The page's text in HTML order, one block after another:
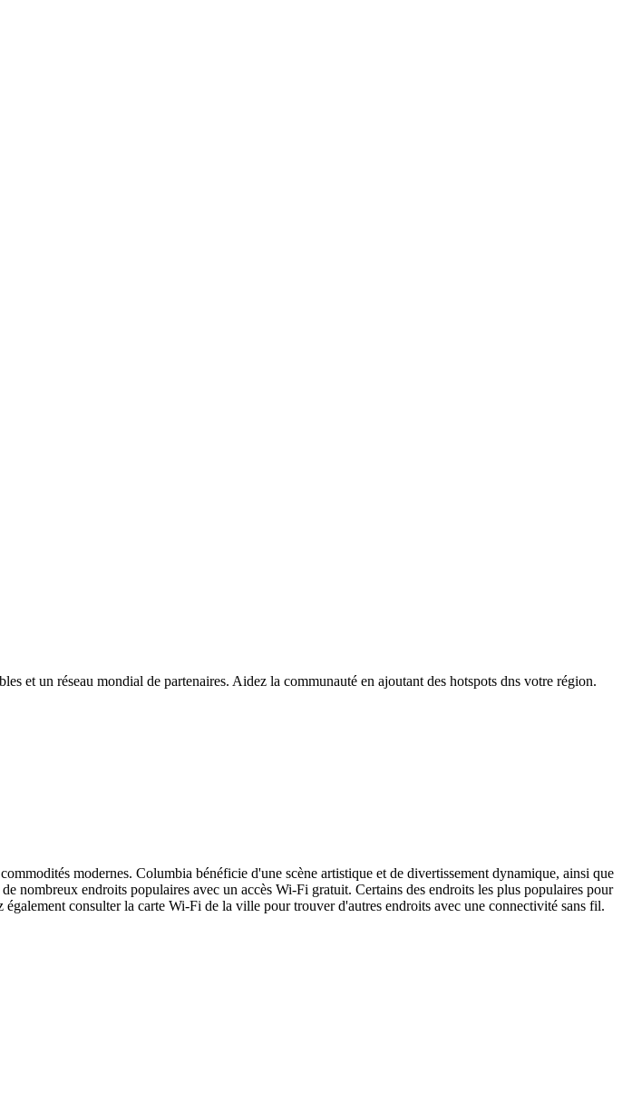
et un réseau mondial de partenaires. Aidez la communauté en ajoutant des hotspots dns votre région.
modernes. Columbia bénéficie d'une scène artistique et de divertissement dynamique, ainsi que
nombreux endroits populaires avec un accès Wi-Fi gratuit. Certains des endroits les plus populaires pour
consulter la carte Wi-Fi de la ville pour trouver d'autres endroits avec une connectivité sans fil.